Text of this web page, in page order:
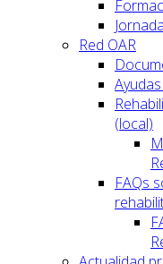
Red OAR
(local)
FAQs